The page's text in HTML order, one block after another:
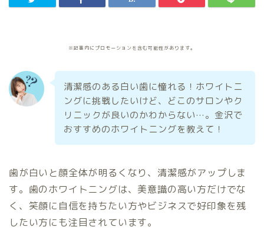
※記事内にプロモーションを含む可能性があります。
清潔感のある白い歯に憧れる！ホワイトニ
ングに挑戦したいけど、どこのサロンやク
リニックが良いのかわからない…。金沢で
おすすめのホワイトニングを教えて！
歯が白いと顔全体が明るくなり、清潔感がアップしま
す。歯のホワイトニングは、美意識の高い方だけでな
く、笑顔に自信を持ちたい方やビジネスで好印象を残
したい方にも注目されています。